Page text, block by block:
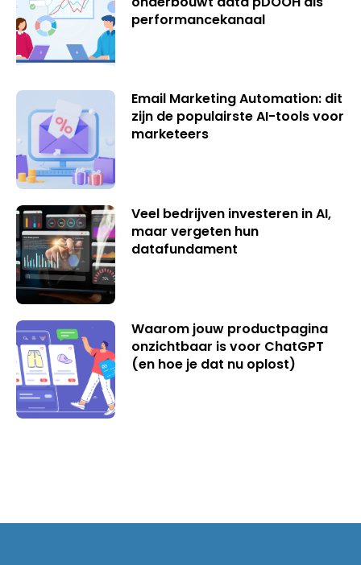
performancekanaal
Email Marketing Automation: dit
zijn de populairste AI-tools voor
marketeers
Veel bedrijven investeren in AI,
maar vergeten hun
datafundament
Waarom jouw productpagina
onzichtbaar is voor ChatGPT
(en hoe je dat nu oplost)